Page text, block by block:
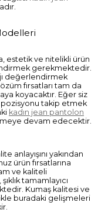
estetik ve nitelikli ürün
gerekmektedir.
değerlendirmek
fırsatları tam da
koyacaktır. Eğer siz
takip etmek
kadın jean pantolon
devam edecektir.
anlayışını yakından
ürün fırsatlarına
ve kaliteli
tamamlayıcı
Kumaş kalitesi ve
buradaki gelişmeleri